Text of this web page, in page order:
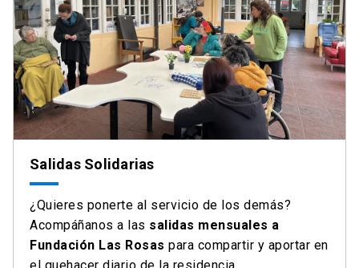
Salidas Solidarias
¿Quieres ponerte al servicio de los demás?
Acompáñanos a las salidas mensuales a
Fundación Las Rosas para compartir y aportar en